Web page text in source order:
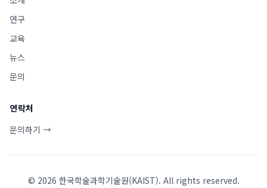
연구
교육
뉴스
문의
연락처
문의하기 →
© 2026 한국학술과학기술원(KAIST). All rights reserved.